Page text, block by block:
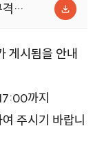
게시됨을 안내
까지
주시기 바랍니